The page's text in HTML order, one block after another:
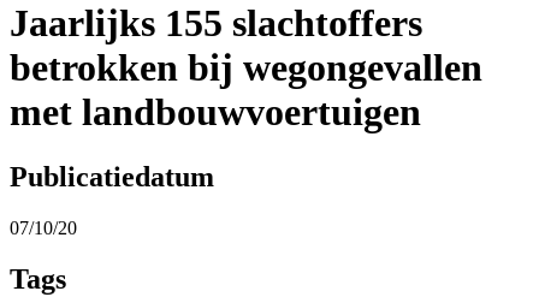
Jaarlijks 155 slachtoffers
betrokken bij wegongevallen
met landbouwvoertuigen
Publicatiedatum
07/10/20
Tags